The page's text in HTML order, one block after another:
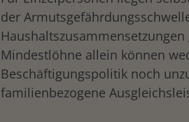
der
Mindestlöhne allein können
Beschäftigungspolitik noch
familienbezogene